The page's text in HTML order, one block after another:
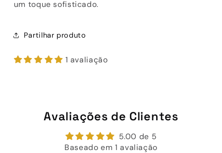
um toque sofisticado.
Partilhar produto
1 avaliação
Avaliações de Clientes
5.00 de 5
Baseado em 1 avaliação